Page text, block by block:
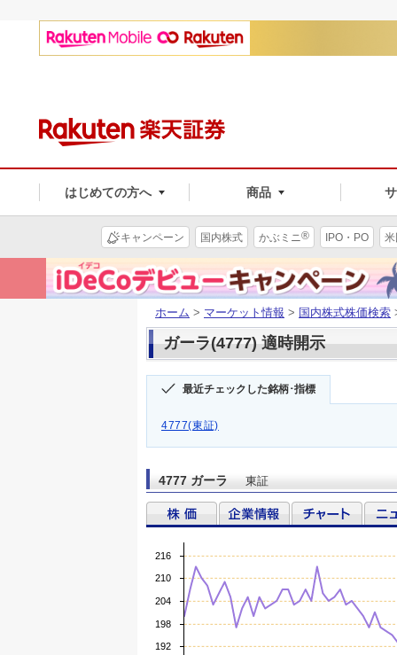
はじめての方へ 商品
キャンペーン 国内株式 かぶミニ® IPO・PO
ホーム > マーケット情報 > 国内株式株価検索
ガーラ(4777) 適時開示
最近チェックした銘柄･指標
4777(東証)
4777 ガーラ 東証